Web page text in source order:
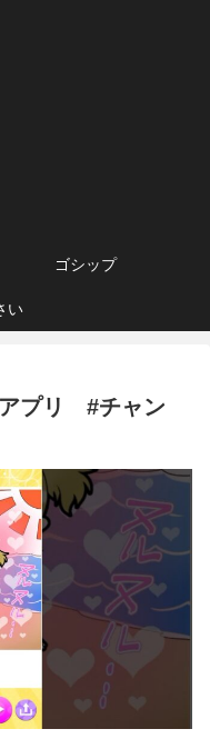
ゴシップ
い
プリ #チャン